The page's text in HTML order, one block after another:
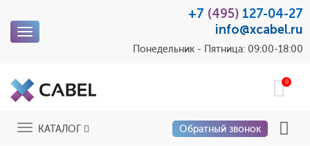
Toggle
+7 (495) 127-04-27
info@xcabel.ru
Понедельник - Пятница: 09:00-18:00
0
ToggleКАТАЛОГ Обратный звонок